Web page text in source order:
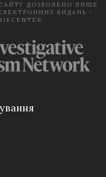
ДОЗВОЛЕНО ЛИШЕ
ВИДАНЬ -